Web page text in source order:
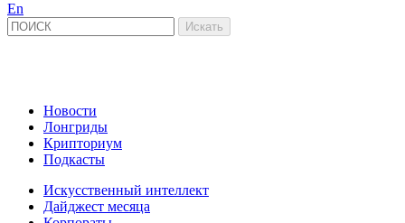
En
Новости
Лонгриды
Крипториум
Подкасты
Искусственный интеллект
Дайджест месяца